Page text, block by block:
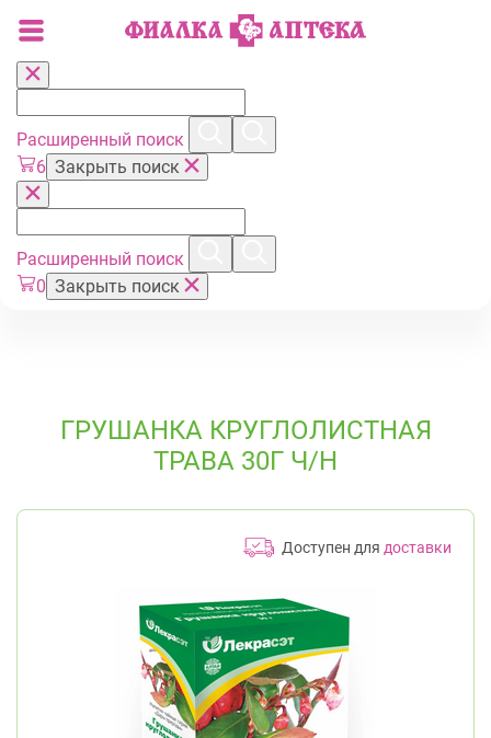
Расширенный поиск
6 Закрыть поиск
Расширенный поиск
0 Закрыть поиск
ГРУШАНКА КРУГЛОЛИСТНАЯ
ТРАВА 30Г Ч/Н
Доступен для доставки